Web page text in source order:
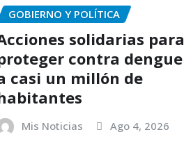
GOBIERNO Y POLÍTICA
solidarias para
contra dengue
casi un millón de
Mis Noticias Ago 4, 2026